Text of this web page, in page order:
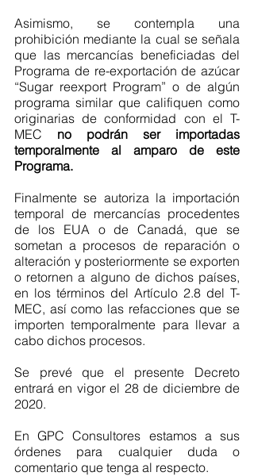
Asimismo, se contempla una
prohibición mediante la cual se señala
que las mercancías beneficiadas del
Programa de re-exportación de azúcar
“Sugar reexport Program” o de algún
programa similar que califiquen como
originarias de conformidad con el T-
MEC no podrán ser importadas
temporalmente al amparo de este
Programa.
Finalmente se autoriza la importación
temporal de mercancías procedentes
de los EUA o de Canadá, que se
sometan a procesos de reparación o
alteración y posteriormente se exporten
o retornen a alguno de dichos países,
en los términos del Artículo 2.8 del T-
MEC, así como las refacciones que se
importen temporalmente para llevar a
cabo dichos procesos.
Se prevé que el presente Decreto
entrará en vigor el 28 de diciembre de
2020.
En GPC Consultores estamos a sus
órdenes para cualquier duda o
comentario que tenga al respecto.